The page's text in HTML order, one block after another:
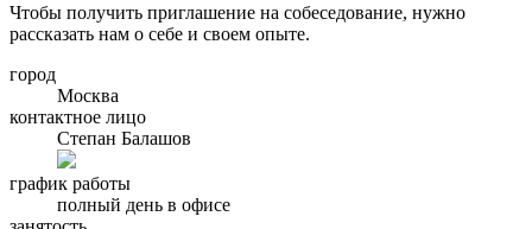
Чтобы получить приглашение на собеседование, нужно
рассказать нам о себе и своем опыте.
город
Москва
контактное лицо
Степан Балашов
график работы
полный день в офисе